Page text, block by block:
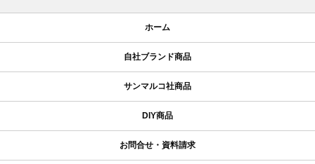
ホーム
自社ブランド商品
サンマルコ社商品
DIY商品
お問合せ・資料請求